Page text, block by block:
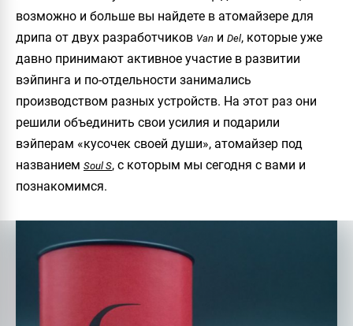
возможно и больше вы найдете в атомайзере для
дрипа от двух разработчиков Van и Del, которые уже
давно принимают активное участие в развитии
вэйпинга и по-отдельности занимались
производством разных устройств. На этот раз они
решили объединить свои усилия и подарили
вэйперам «кусочек своей души», атомайзер под
названием Soul S, с которым мы сегодня с вами и
познакомимся.